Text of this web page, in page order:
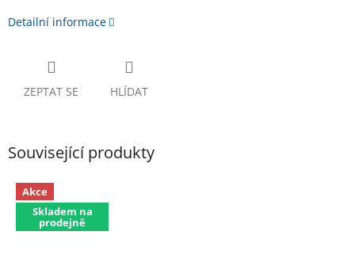
Detailní informace
ZEPTAT SE HLÍDAT
Související produkty
Akce
Skladem na
prodejně